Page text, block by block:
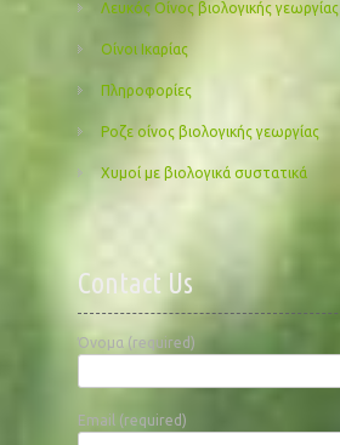
Λευκός Οίνος βιολογικής γεωργίας
Οίνοι Ικαρίας
Πληροφορίες
Ροζε οίνος βιολογικής γεωργίας
Χυμοί με βιολογικά συστατικά
Contact Us
Όνομα (required)
Email (required)